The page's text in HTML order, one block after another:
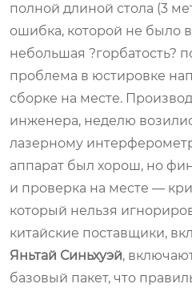
полной длиной стола (3
ошибка, которой не было
небольшая ?горбатость?
проблема в юстировке
сборке на месте.
инженера, неделю
лазерному
аппарат был хорош, но
и проверка на месте —
который нельзя
китайские поставщики,
Яньтай Синьхуэй,
базовый пакет, что